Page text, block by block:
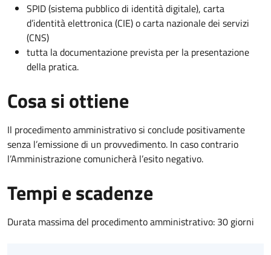
SPID (sistema pubblico di identità digitale), carta
d’identità elettronica (CIE) o carta nazionale dei servizi
(CNS)
tutta la documentazione prevista per la presentazione
della pratica.
Cosa si ottiene
Il procedimento amministrativo si conclude positivamente
senza l’emissione di un provvedimento. In caso contrario
l’Amministrazione comunicherà l’esito negativo.
Tempi e scadenze
Durata massima del procedimento amministrativo: 30 giorni